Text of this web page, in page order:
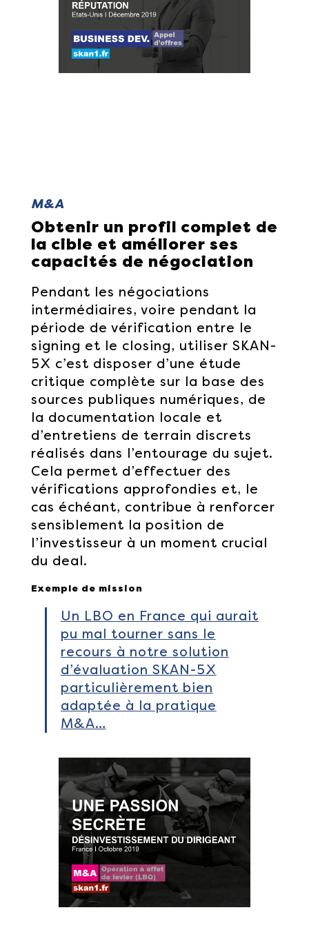
M&A
Obtenir un profil complet de
la cible et améliorer ses
capacités de négociation
Pendant les négociations
intermédiaires, voire pendant la
période de vérification entre le
signing et le closing, utiliser SKAN-
5X c’est disposer d’une étude
critique complète sur la base des
sources publiques numériques, de
la documentation locale et
d’entretiens de terrain discrets
réalisés dans l’entourage du sujet.
Cela permet d’effectuer des
vérifications approfondies et, le
cas échéant, contribue à renforcer
sensiblement la position de
l’investisseur à un moment crucial
du deal.
Exemple de mission
Un LBO en France qui aurait
pu mal tourner sans le
recours à notre solution
d’évaluation SKAN-5X
particulièrement bien
adaptée à la pratique
M&A…